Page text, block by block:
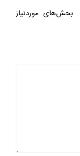
بخش‌های موردنیاز